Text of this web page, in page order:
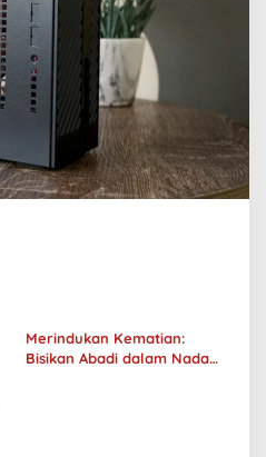
Merindukan Kematian:
Bisikan Abadi dalam Nada